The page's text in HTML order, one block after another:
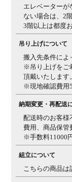
エレベーターが
ない場合は、2
3階以上は都度
吊り上げについて
搬入先条件によ
※吊り上げをご
頂戴いたします。
※現地確認費用
納期変更・再配送
配送時のお客様
費用、商品保管
※手数料11000
組立について
こちらの商品は